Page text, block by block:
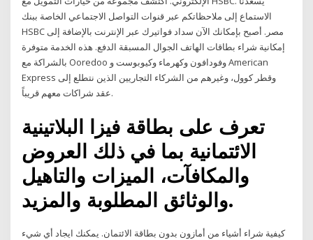
الاستماع إلى ملاحظاتكم عبر قنوات التواصل الاجتماعي الخاصة ببنك
HSBC مصر. أصبح بإمكانك الآن سداد فواتيرك عبر الإنترنت بالإضافة إلى
إمكانية شراء بطاقات الهاتف الجوال المسبقة الدفع. هذه الخدمة متوفرة
بالشراكة مع Ooredoo وفودافون وكهرماء وكيوبوست و American
Express وقطر كوول، وغيرهم من الشركاء التجاريين الذين نتطلع إلى
عقد شراكات معهم قريباً.
تعرف على بطاقة فيزا البلاتينية
الائتمانية بما في ذلك العروض
والمكافآت، الميزات والتاهيل
والوثائق المطلوبة والمزيد.
كيفية شراء أشياء من أمازون بدون بطاقة الائتمان. يمكنك ايجاد أي شيء